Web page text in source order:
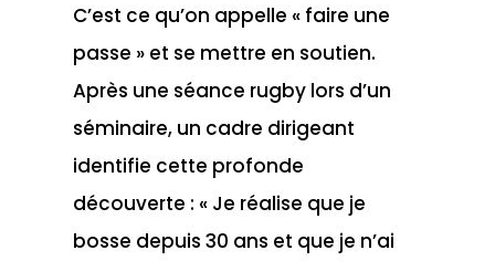
C’est ce qu’on appelle « faire une
passe » et se mettre en soutien.
Après une séance rugby lors d’un
séminaire, un cadre dirigeant
identifie cette profonde
découverte : « Je réalise que je
bosse depuis 30 ans et que je n’ai